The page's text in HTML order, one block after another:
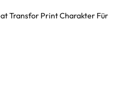
Transfor Print Charakter Für